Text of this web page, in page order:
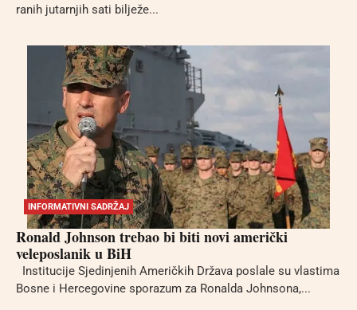
ranih jutarnjih sati bilježe...
INFORMATIVNI SADRŽAJ
Ronald Johnson trebao bi biti novi američki
veleposlanik u BiH
Institucije Sjedinjenih Američkih Država poslale su vlastima
Bosne i Hercegovine sporazum za Ronalda Johnsona,...